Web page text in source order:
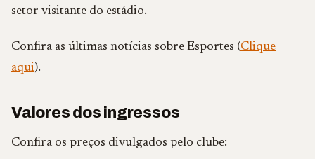
setor visitante do estádio.
Confira as últimas notícias sobre Esportes (Clique
aqui).
Valores dos ingressos
Confira os preços divulgados pelo clube: